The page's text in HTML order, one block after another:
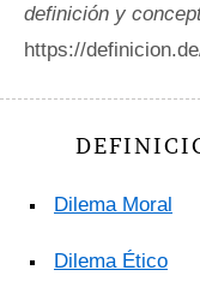
definición y
https://
Dilema Moral
Dilema Ético